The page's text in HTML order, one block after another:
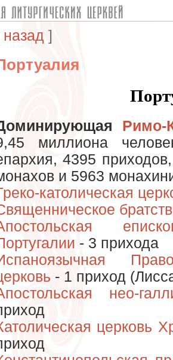
назад ]
Римо-
миллиона
4395
и 5963
католическая
- 3 прихода
- 1 приход
нео-
церковь